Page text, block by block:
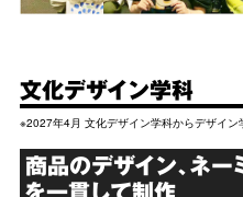
文化デザイン学科
※2027年4月 文化デザイン学科からデザイン
商品のデザイン、ネー
を一貫して制作